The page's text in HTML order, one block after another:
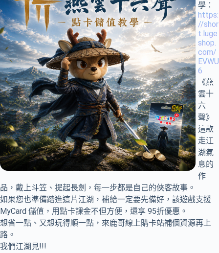
學：
https:
//shor
t.luge
shop.
com/
EVWU
6
《燕
雲十
六
聲》
這款
走江
湖氣
息的
作
品，戴上斗笠、提起長劍，每一步都是自己的俠客故事。
如果您也準備踏進這片江湖，補給一定要先備好，該遊戲支援
MyCard 儲值，用點卡課金不但方便，還享 95折優惠。
想省一點、又想玩得順一點，來鹿哥線上購卡站補個資源再上
路。
我們江湖見!!!